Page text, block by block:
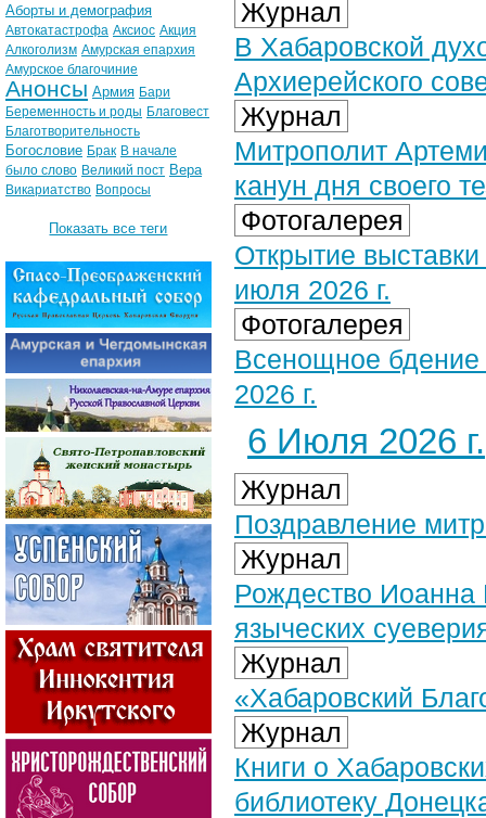
Журнал
В Хабаровской
Архиерейского
Журнал
Митрополит
канун дня своего
Фотогалерея
Открытие
июля 2026 г.
Фотогалерея
Всенощное
2026 г.
6 Июля 2026 г.
Журнал
Поздравление​
Журнал
Рождество Иоанна
языческих
Журнал
«Хабаровский
Журнал
Книги о
библиотеку
Аборты и демография
Автокатастрофа Аксиос Акция
Алкоголизм Амурская епархия
Амурское благочиние
Анонсы Армия Бари
Беременность и роды Благовест
Благотворительность
Богословие Брак В начале
было слово Великий пост Вера
Викариатство Вопросы
Показать все теги